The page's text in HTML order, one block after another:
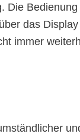
Die
das
immer